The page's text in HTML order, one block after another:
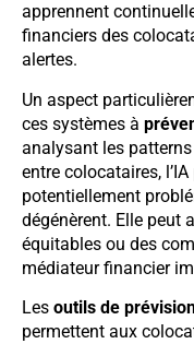
apprennent
financiers des
alertes.
Un aspect
ces systèmes à
analysant les
entre colocataires,
potentiellement
dégénèrent. Elle peut
équitables ou des
médiateur financier
Les outils de
permettent aux